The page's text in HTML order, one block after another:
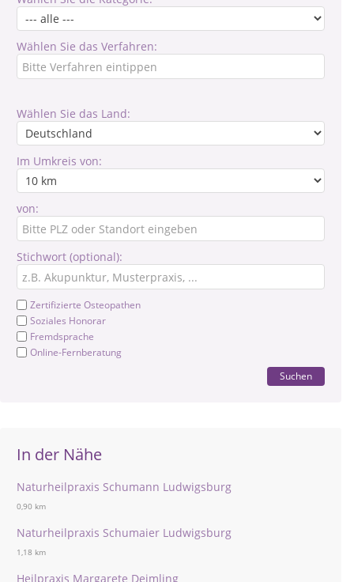
Wählen Sie das Verfahren:
Wählen Sie das Land:
Im Umkreis von:
von:
Stichwort (optional):
Zertifizierte Osteopathen
Soziales Honorar
Fremdsprache
Online-Fernberatung
Suchen
In der Nähe
Naturheilpraxis Schumann Ludwigsburg
0,90 km
Naturheilpraxis Schumaier Ludwigsburg
1,18 km
Heilpraxis Margarete Deimling